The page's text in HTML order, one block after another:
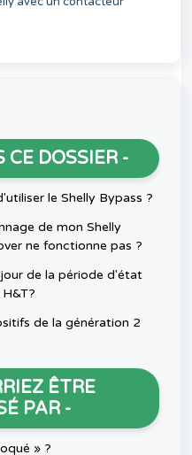
CE DOSSIER -
le Shelly Bypass ?
de mon Shelly
ne fonctionne pas ?
de la période d'état
de la génération 2
ÊTRE
PAR -
» ?